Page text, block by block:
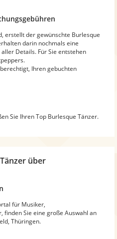
erstellt der gewünschte Burlesque
darin nochmals eine
Details. Für Sie entstehen
Ihren gebuchten
Sie Ihren Top Burlesque Tänzer.
über
für Musiker,
finden Sie eine große Auswahl an
Thüringen.